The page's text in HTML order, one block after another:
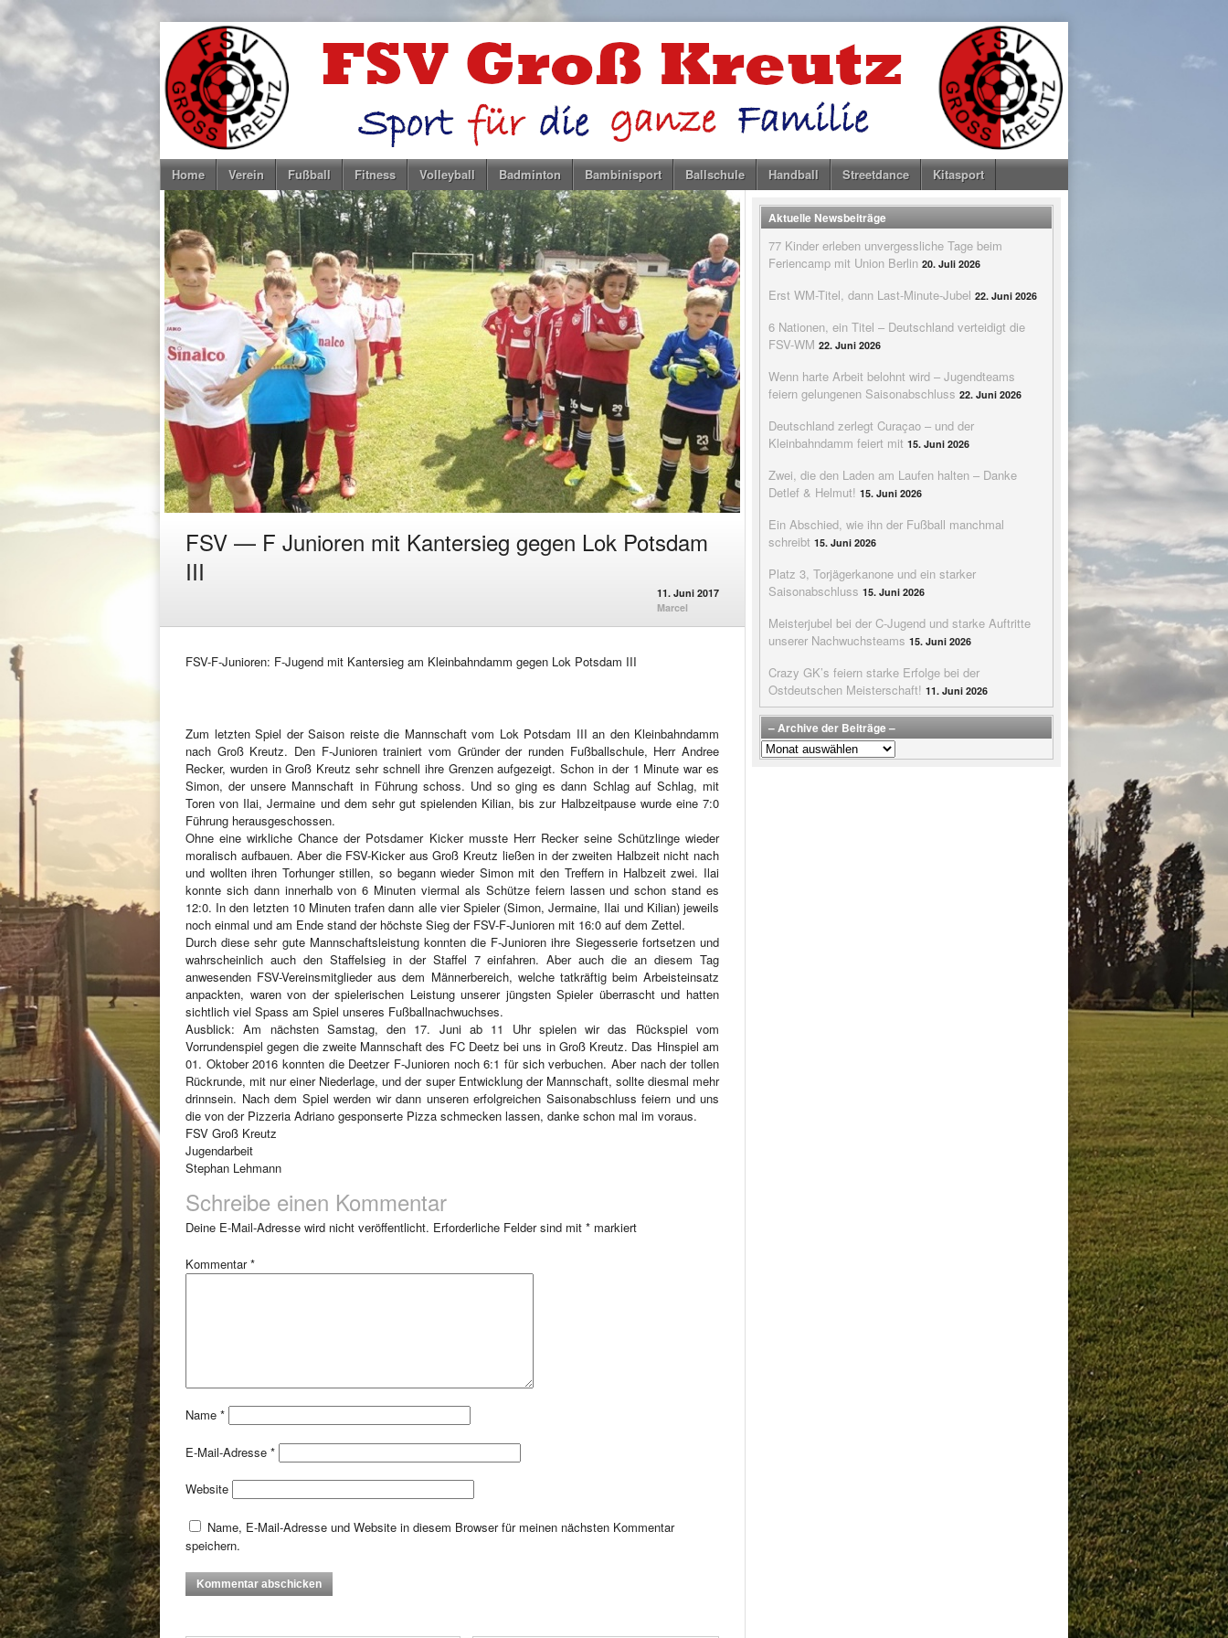
Home Verein Fußball Fitness Volleyball Badminton Bambinisport Ballschule Handball Streetdance Kitasport
FSV — F Junioren mit Kantersieg gegen Lok Potsdam
III
11. Juni 2017
Marcel
FSV-F-Junioren: F-Jugend mit Kantersieg am Kleinbahndamm gegen Lok Potsdam III
Zum letzten Spiel der Saison reiste die Mannschaft vom Lok Potsdam III an den Kleinbahndamm
nach Groß Kreutz. Den F-Junioren trainiert vom Gründer der runden Fußballschule, Herr Andree
Recker, wurden in Groß Kreutz sehr schnell ihre Grenzen aufgezeigt. Schon in der 1 Minute war es
Simon, der unsere Mannschaft in Führung schoss. Und so ging es dann Schlag auf Schlag, mit
Toren von Ilai, Jermaine und dem sehr gut spielenden Kilian, bis zur Halbzeitpause wurde eine 7:0
Führung herausgeschossen.
Ohne eine wirkliche Chance der Potsdamer Kicker musste Herr Recker seine Schützlinge wieder
moralisch aufbauen. Aber die FSV-Kicker aus Groß Kreutz ließen in der zweiten Halbzeit nicht nach
und wollten ihren Torhunger stillen, so begann wieder Simon mit den Treffern in Halbzeit zwei. Ilai
konnte sich dann innerhalb von 6 Minuten viermal als Schütze feiern lassen und schon stand es
12:0. In den letzten 10 Minuten trafen dann alle vier Spieler (Simon, Jermaine, Ilai und Kilian) jeweils
noch einmal und am Ende stand der höchste Sieg der FSV-F-Junioren mit 16:0 auf dem Zettel.
Durch diese sehr gute Mannschaftsleistung konnten die F-Junioren ihre Siegesserie fortsetzen und
wahrscheinlich auch den Staffelsieg in der Staffel 7 einfahren. Aber auch die an diesem Tag
anwesenden FSV-Vereinsmitglieder aus dem Männerbereich, welche tatkräftig beim Arbeisteinsatz
anpackten, waren von der spielerischen Leistung unserer jüngsten Spieler überrascht und hatten
sichtlich viel Spass am Spiel unseres Fußballnachwuchses.
Ausblick: Am nächsten Samstag, den 17. Juni ab 11 Uhr spielen wir das Rückspiel vom
Vorrundenspiel gegen die zweite Mannschaft des FC Deetz bei uns in Groß Kreutz. Das Hinspiel am
01. Oktober 2016 konnten die Deetzer F-Junioren noch 6:1 für sich verbuchen. Aber nach der tollen
Rückrunde, mit nur einer Niederlage, und der super Entwicklung der Mannschaft, sollte diesmal mehr
drinnsein. Nach dem Spiel werden wir dann unseren erfolgreichen Saisonabschluss feiern und uns
die von der Pizzeria Adriano gesponserte Pizza schmecken lassen, danke schon mal im voraus.
FSV Groß Kreutz
Jugendarbeit
Stephan Lehmann
Schreibe einen Kommentar
Deine E-Mail-Adresse wird nicht veröffentlicht. Erforderliche Felder sind mit * markiert
Kommentar*
Name *
E-Mail-Adresse *
Website
Name, E-Mail-Adresse und Website in diesem Browser für meinen nächsten Kommentar
speichern.
Aktuelle Newsbeiträge
77 Kinder erleben unvergessliche Tage beim
Feriencamp mit Union Berlin 20. Juli 2026
Erst WM-Titel, dann Last-Minute-Jubel 22. Juni 2026
6 Nationen, ein Titel – Deutschland verteidigt die
FSV-WM 22. Juni 2026
Wenn harte Arbeit belohnt wird – Jugendteams
feiern gelungenen Saisonabschluss 22. Juni 2026
Deutschland zerlegt Curaçao – und der
Kleinbahndamm feiert mit 15. Juni 2026
Zwei, die den Laden am Laufen halten – Danke
Detlef & Helmut! 15. Juni 2026
Ein Abschied, wie ihn der Fußball manchmal
schreibt 15. Juni 2026
Platz 3, Torjägerkanone und ein starker
Saisonabschluss 15. Juni 2026
Meisterjubel bei der C-Jugend und starke Auftritte
unserer Nachwuchsteams 15. Juni 2026
Crazy GK’s feiern starke Erfolge bei der
Ostdeutschen Meisterschaft! 11. Juni 2026
– Archive der Beiträge –
–
Archive